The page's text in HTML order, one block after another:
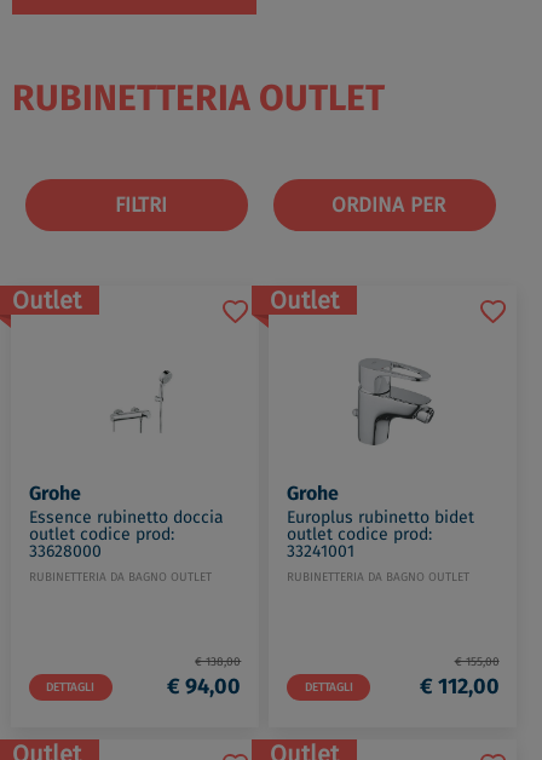
RUBINETTERIA OUTLET
FILTRI ORDINA PER
Outlet
Grohe
Essence rubinetto doccia
outlet codice prod:
33628000
RUBINETTERIA DA BAGNO OUTLET
DETTAGLI
€ 138,00
€ 94,00
Outlet
Grohe
Europlus rubinetto bidet
outlet codice prod:
33241001
RUBINETTERIA DA BAGNO OUTLET
DETTAGLI
€ 155,00
€ 112,00